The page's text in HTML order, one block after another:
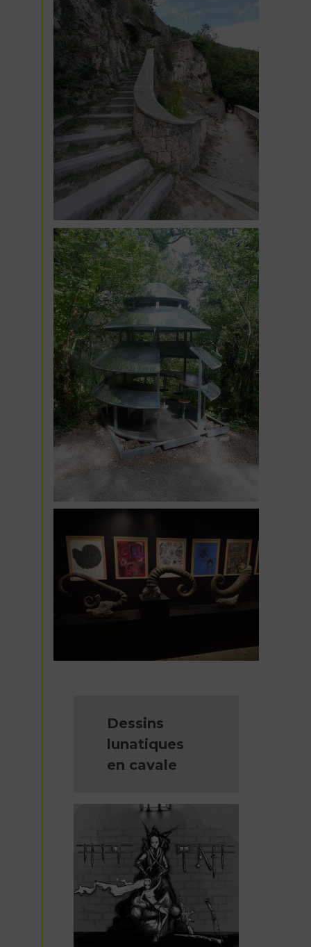
Dessins
lunatiques
en cavale